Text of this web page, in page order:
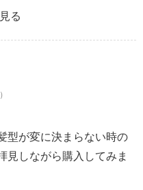
る
型が変に決まらない時の
見しながら購入してみま